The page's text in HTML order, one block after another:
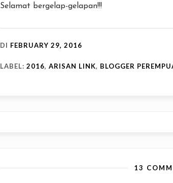
Selamat bergelap-gelapan!!!
DI FEBRUARY 29, 2016
LABEL: 2016, ARISAN LINK, BLOGGER
13